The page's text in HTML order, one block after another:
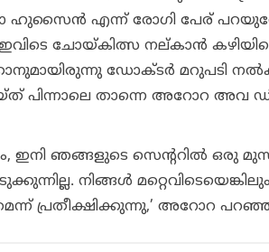
ഹുസൈൻ എന്ന് രോഗി പേര്
ചോയ്‌കിത്സ നല്കാൻ
ഡോക്ടർ മറുപടി
പിന്നാലെ താന്നെ അറോറ അവ
ഇനി ഞങ്ങളുടെ സെന്ററിൽ ഒരു
നിങ്ങൾ
പ്രതീക്ഷിക്കുന്നു,’ അറോറ